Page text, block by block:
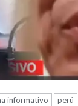
informativo perú